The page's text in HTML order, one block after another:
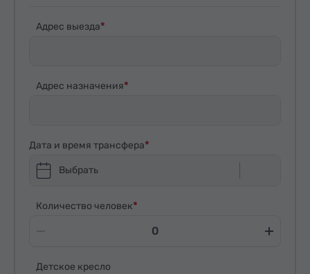
Адрес выезда
Адрес назначения
Дата и время трансфера
Выбрать
Количество человек
Детское кресло